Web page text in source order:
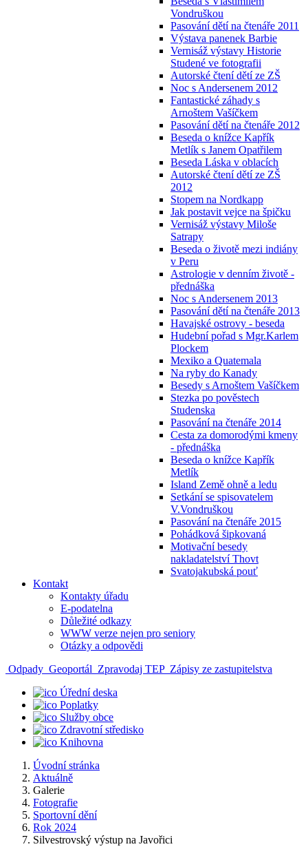
Vondruškou
Pasování dětí na čtenáře 2011
Výstava panenek Barbie
Vernisáž výstavy Historie
Studené ve fotografii
Autorské čtení dětí ze ZŠ
Noc s Andersenem 2012
Fantastické záhady s
Arnoštem Vašíčkem
Pasování dětí na čtenáře 2012
Beseda o knížce Kapřík
Metlík s Janem Opatřilem
Beseda Láska v oblacích
Autorské čtení dětí ze ZŠ
2012
Stopem na Nordkapp
Jak postavit vejce na špičku
Vernisáž výstavy Miloše
Satrapy
Beseda o životě mezi indiány
v Peru
Astrologie v denním životě -
přednáška
Noc s Andersenem 2013
Pasování dětí na čtenáře 2013
Havajské ostrovy - beseda
Hudební pořad s Mgr.Karlem
Plockem
Mexiko a Quatemala
Na ryby do Kanady
Besedy s Arnoštem Vašíčkem
Stezka po pověstech
Studenska
Pasování na čtenáře 2014
Cesta za domorodými kmeny
- přednáška
Beseda o knížce Kapřík
Metlík
Island Země ohně a ledu
Setkání se spisovatelem
V.Vondruškou
Pasování na čtenáře 2015
Pohádková šipkovaná
Motivační besedy
nakladatelství Thovt
Svatojakubská pouť
Kontakt
Kontakty úřadu
E-podatelna
Důležité odkazy
WWW verze nejen pro seniory
Otázky a odpovědi
Odpady Geoportál Zpravodaj TEP Zápisy ze zastupitelstva
Úřední deska
Poplatky
Služby obce
Zdravotní středisko
Knihovna
Úvodní stránka
Aktuálně
Galerie
Fotografie
Sportovní dění
Rok 2024
Silvestrovský výstup na Javořici